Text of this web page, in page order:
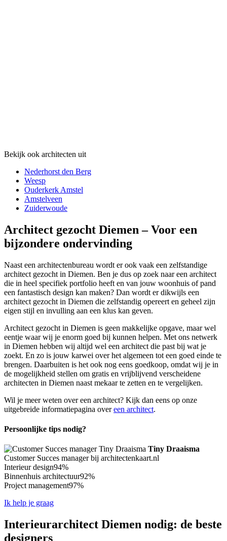
Bekijk ook architecten uit
Nederhorst den Berg
Weesp
Ouderkerk Amstel
Amstelveen
Zuiderwoude
Architect gezocht Diemen – Voor een
bijzondere ondervinding
Naast een architectenbureau wordt er ook vaak een zelfstandige
architect gezocht in Diemen. Ben je dus op zoek naar een architect
die in heel specifiek portfolio heeft en van jouw woonhuis of pand
een fantastisch design kan maken? Dan wordt er dikwijls een
architect gezocht in Diemen die zelfstandig opereert en geheel zijn
eigen stijl en invulling aan een klus kan geven.
Architect gezocht in Diemen is geen makkelijke opgave, maar wel
eentje waar wij je enorm goed bij kunnen helpen. Met ons netwerk
in Diemen hebben wij altijd wel een architect die past bij wat je
zoekt. En zo is jouw karwei over het algemeen tot een goed einde te
brengen. Daarbuiten is het ook nog eens goedkoop, omdat wij je in
de mogelijkheid stellen om gratis en vrijblijvend verscheidene
architecten in Diemen naast mekaar te zetten en te vergelijken.
Wil je meer weten over een architect? Kijk dan eens op onze
uitgebreide informatiepagina overeen architect.
Persoonlijke tips nodig?
Tiny Draaisma
Customer Succes manager bij architectenkaart.nl
Interieur design94%
Binnenhuis architectuur92%
Project management97%
Ik help je graag
Interieurarchitect Diemen nodig: de beste
designers